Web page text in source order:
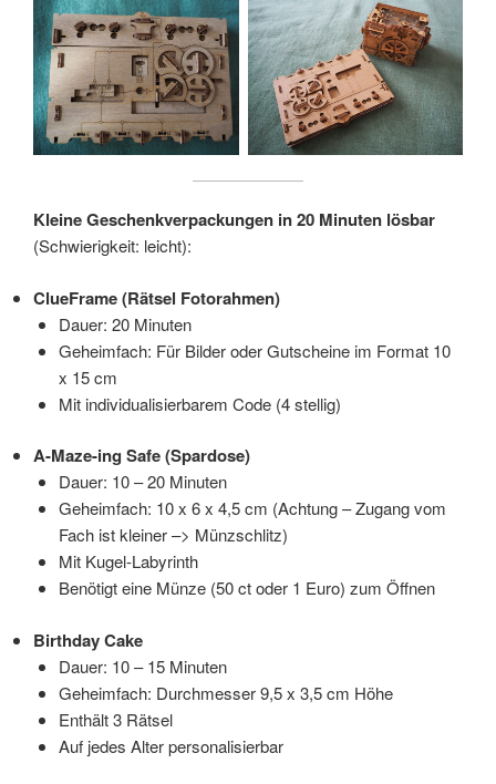
Kleine Geschenkverpackungen in 20 Minuten lösbar
(Schwierigkeit: leicht):
ClueFrame (Rätsel Fotorahmen)
Dauer: 20 Minuten
Geheimfach: Für Bilder oder Gutscheine im Format 10
x 15 cm
Mit individualisierbarem Code (4 stellig)
A-Maze-ing Safe (Spardose)
Dauer: 10 – 20 Minuten
Geheimfach: 10 x 6 x 4,5 cm (Achtung – Zugang vom
Fach ist kleiner –> Münzschlitz)
Mit Kugel-Labyrinth
Benötigt eine Münze (50 ct oder 1 Euro) zum Öffnen
Birthday Cake
Dauer: 10 – 15 Minuten
Geheimfach: Durchmesser 9,5 x 3,5 cm Höhe
Enthält 3 Rätsel
Auf jedes Alter personalisierbar